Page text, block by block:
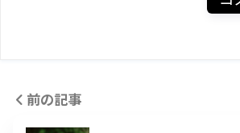
前の記事